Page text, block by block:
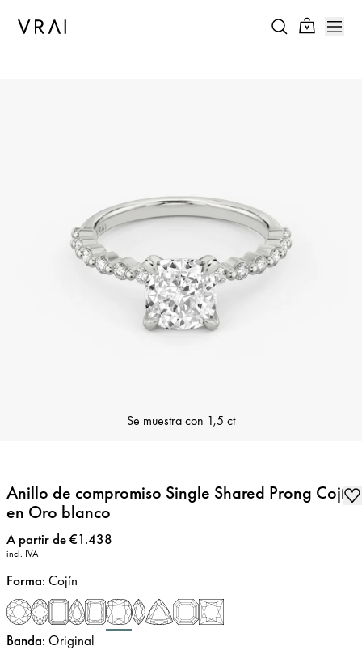
Se muestra con 1,5 ct
Anillo de compromiso Single Shared Prong Cojín
en Oro blanco
Precio:
A partir de €1.438
incl. IVA
Forma: Cojín
Banda: Original